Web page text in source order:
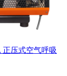
正压式空气呼吸